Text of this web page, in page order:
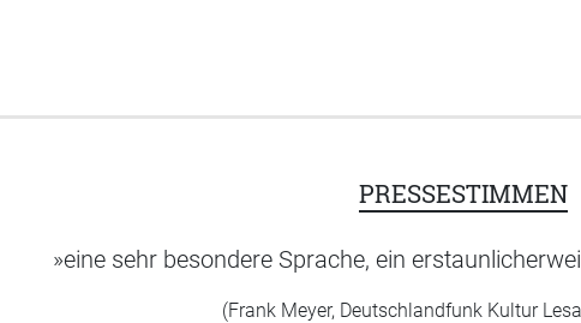
PRESSESTIMMEN
»eine sehr besondere Sprache, ein
(Frank Meyer, Deutschlandfunk Kultur